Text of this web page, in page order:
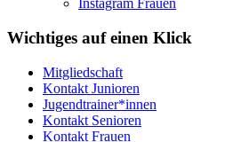
Instagram Frauen
Wichtiges auf einen Klick
Mitgliedschaft
Kontakt Junioren
Jugendtrainer*innen
Kontakt Senioren
Kontakt Frauen